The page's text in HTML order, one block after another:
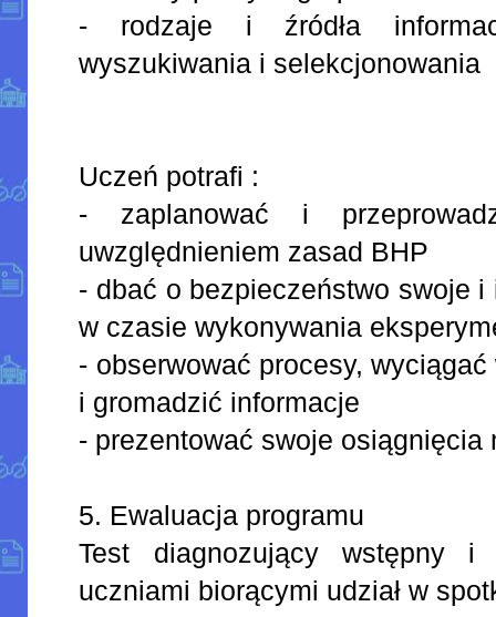
- rodzaje i źródła
wyszukiwania i selekcjonowania
Uczeń potrafi :
- zaplanować i
uwzględnieniem zasad BHP
- dbać o bezpieczeństwo swoje
w czasie wykonywania
- obserwować procesy,
i gromadzić informacje
- prezentować swoje
5. Ewaluacja programu
Test diagnozujący wstępny i
uczniami biorącymi udział w